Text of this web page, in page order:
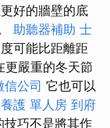
好的牆壁的底
助聽器補助 士
可能比距離距
嚴重的冬天節
信公司 它也可以
護 單人房 到府
技巧不是將其作